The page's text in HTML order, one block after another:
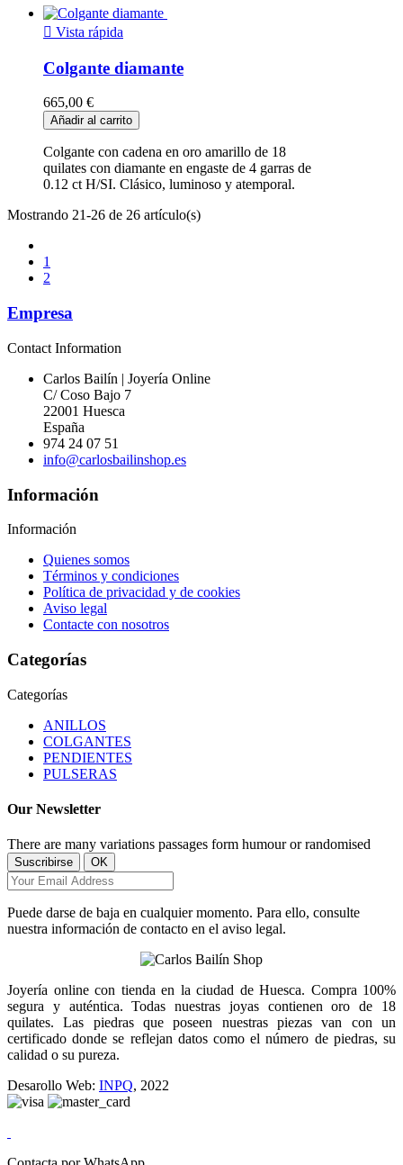
 Vista rápida
Colgante diamante
665,00 €
Añadir al carrito
Colgante con cadena en oro amarillo de 18
quilates con diamante en engaste de 4 garras de
0.12 ct H/SI. Clásico, luminoso y atemporal.
Mostrando 21-26 de 26 artículo(s)
1
2
Empresa
Contact Information
Carlos Bailín | Joyería Online
C/ Coso Bajo 7
22001 Huesca
España
974 24 07 51
info@carlosbailinshop.es
Información
Información
Quienes somos
Términos y condiciones
Política de privacidad y de cookies
Aviso legal
Contacte con nosotros
Categorías
Categorías
ANILLOS
COLGANTES
PENDIENTES
PULSERAS
Our Newsletter
There are many variations passages form humour or randomised
Puede darse de baja en cualquier momento. Para ello, consulte
nuestra información de contacto en el aviso legal.
Joyería online con tienda en la ciudad de Huesca. Compra 100%
segura y auténtica. Todas nuestras joyas contienen oro de 18
quilates. Las piedras que poseen nuestras piezas van con un
certificado donde se reflejan datos como el número de piedras, su
calidad o su pureza.
Desarollo Web: INPQ, 2022